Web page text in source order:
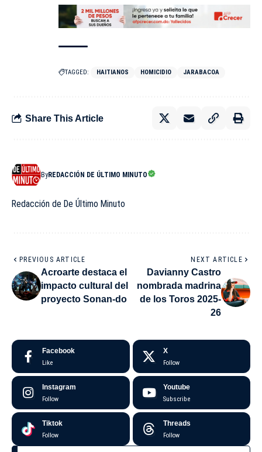
TAGGED: HAITIANOS HOMICIDIO JARABACOA
Share This Article
ByREDACCIÓN DE ÚLTIMO MINUTO
Redacción de De Último Minuto
PREVIOUS ARTICLE
Acroarte destaca el
impacto cultural del
proyecto Sonan-do
NEXT ARTICLE
Davianny Castro
nombrada madrina
de los Toros 2025-
26
Facebook
Like
X
Follow
Instagram
Follow
Youtube
Subscribe
Tiktok
Follow
Threads
Follow